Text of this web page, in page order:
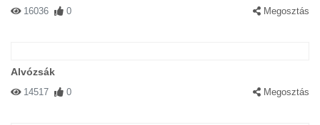
16036 0 Megosztás
Alvózsák
14517 0 Megosztás